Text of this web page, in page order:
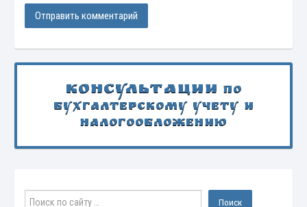
Консультации по
бухгалтерскому учету и
налогообложению